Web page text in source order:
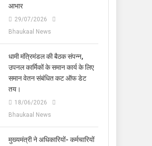
आभार
29/07/2026
Bhaukaal News
धामी मंत्रिमंडल की बैठक संपन्न,
उपनल कार्मिकों के समान कार्य के लिए
समान वेतन संबंधित कट ऑफ डेट
तय।
18/06/2026
Bhaukaal News
मुख्यमंत्री ने अधिकारियों- कर्मचारियों